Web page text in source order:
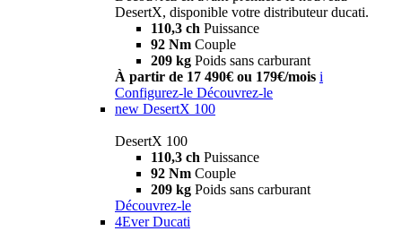
DesertX, disponible votre distributeur ducati.
110,3 ch Puissance
92 Nm Couple
209 kg Poids sans carburant
À partir de 17 490€ ou 179€/mois i
Configurez-le Découvrez-le
new DesertX 100
DesertX 100
110,3 ch Puissance
92 Nm Couple
209 kg Poids sans carburant
Découvrez-le
4Ever Ducati